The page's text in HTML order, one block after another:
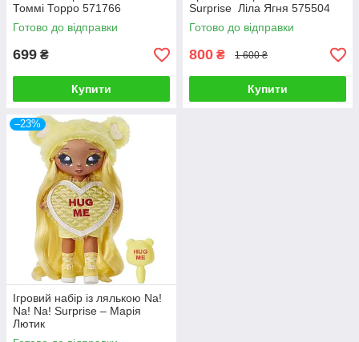
Томмі Торро 571766
Готово до відправки
699 ₴
Купити
Surprise Ліла Ягня 575504
Готово до відправки
800 ₴ 1 600 ₴
Купити
–23%
Ігровий набір із лялькою Na!
Na! Na! Surprise – Марія
Лютик